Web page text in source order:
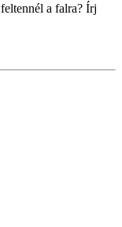
a falra? Írj